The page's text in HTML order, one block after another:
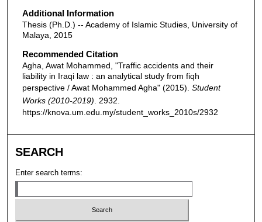
Additional Information
Thesis (Ph.D.) -- Academy of Islamic Studies, University of
Malaya, 2015
Recommended Citation
Agha, Awat Mohammed, "Traffic accidents and their
liability in Iraqi law : an analytical study from fiqh
perspective / Awat Mohammed Agha" (2015). Student
Works (2010-2019) . 2932.
https://knova.um.edu.my/student_works_2010s/2932
SEARCH
Enter search terms: